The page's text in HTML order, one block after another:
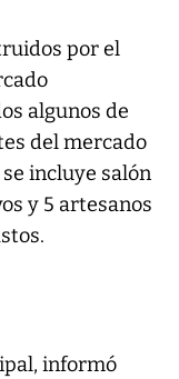
por el
algunos de
del mercado
incluye salón
y 5 artesanos
informó